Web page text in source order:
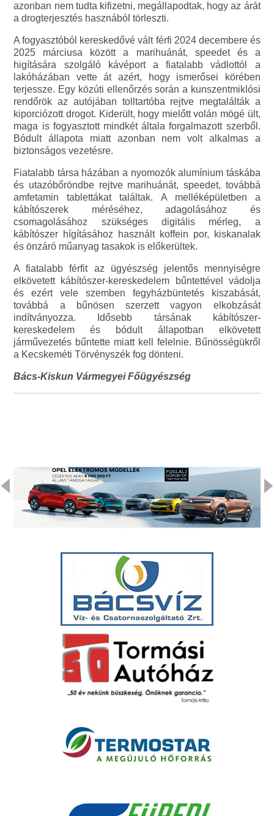
azonban nem tudta kifizetni, megállapodtak, hogy az árát
a drogterjesztés hasznából törleszti.
A fogyasztóból kereskedővé vált férfi 2024 decembere és
2025 márciusa között a marihuánát, speedet és a
higítására szolgáló kávéport a fiatalabb vádlottól a
lakóházában vette át azért, hogy ismerősei körében
terjessze. Egy közúti ellenőrzés során a kunszentmiklósi
rendőrök az autójában tolltartóba rejtve megtalálták a
kiporciózott drogot. Kiderült, hogy mielőtt volán mögé ült,
maga is fogyasztott mindkét általa forgalmazott szerből.
Bódult állapota miatt azonban nem volt alkalmas a
biztonságos vezetésre.
Fiatalabb társa házában a nyomozók alumínium táskába
és utazóbőröndbe rejtve marihuánát, speedet, továbbá
amfetamin tablettákat találtak. A melléképületben a
kábítószerek méréséhez, adagolásához és
csomagolásához szükséges digitális mérleg, a
kábítószer hígításához használt koffein por, kiskanalak
és önzáró műanyag tasakok is előkerültek.
A fiatalabb férfit az ügyészség jelentős mennyiségre
elkövetett kábítószer-kereskedelem bűntettével vádolja
és ezért vele szemben fegyházbüntetés kiszabását,
továbbá a bűnösen szerzett vagyon elkobzását
indítványozza. Idősebb társának kábítószer-
kereskedelem és bódult állapotban elkövetett
járművezetés bűntette miatt kell felelnie. Bűnösségükről
a Kecskeméti Törvényszék fog dönteni.
Bács-Kiskun Vármegyei Főügyészség